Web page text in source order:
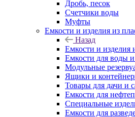
Дробь, песок
Счетчики воды
Муфты
Емкости и изделия из
Назад
Емкости и изделия
Емкости для воды
Модульные
Ящики и
Товары для дачи и
Емкости для
Специальные
Емкости для